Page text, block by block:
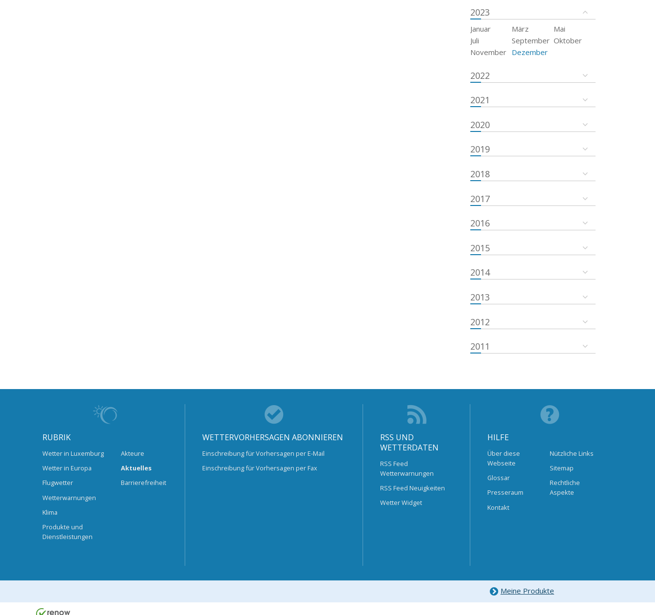
2023
Januar März
Mai
Juli
September Oktober
November
Dezember
2022
2021
2020
2019
2018
2017
2016
2015
2014
2013
2012
2011
RUBRIK
Wetter in Luxemburg
Wetter in Europa
Flugwetter
Wetterwarnungen
Klima
Produkte und
Dienstleistungen
Akteure
Aktuelles
Barrierefreiheit
WETTERVORHERSAGEN ABONNIEREN
Einschreibung für Vorhersagen per E-Mail
Einschreibung für Vorhersagen per Fax
RSS UND
WETTERDATEN
RSS Feed
Wetterwarnungen
RSS Feed Neuigkeiten
Wetter Widget
HILFE
Über diese
Webseite
Glossar
Presseraum
Kontakt
Nützliche Links
Sitemap
Rechtliche
Aspekte
Meine Produkte